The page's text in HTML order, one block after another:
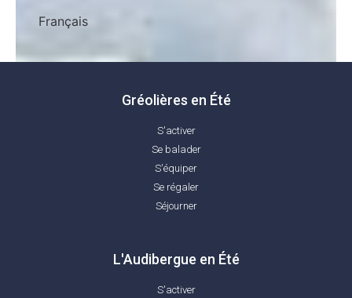
Français
Gréolières en Été
S'activer
Se balader
S'équiper
Se régaler
Séjourner
L'Audibergue en Été
S'activer